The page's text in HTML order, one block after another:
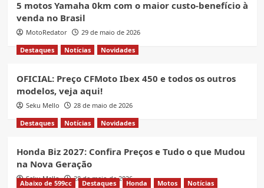
5 motos Yamaha 0km com o maior custo-benefício à
venda no Brasil
MotoRedator
29 de maio de 2026
Destaques
Notícias Novidades
OFICIAL: Preço CFMoto Ibex 450 e todos os outros
modelos, veja aqui!
Seku Mello
28 de maio de 2026
Destaques
Notícias Novidades
Honda Biz 2027: Confira Preços e Tudo o que Mudou
na Nova Geração
Seku Mello 28 de maio de 2026
Abaixo de 599cc Destaques Honda Motos
Notícias